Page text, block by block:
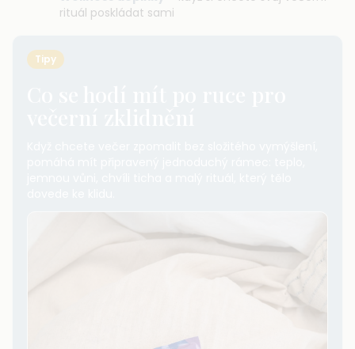
rituál poskládat sami
Tipy